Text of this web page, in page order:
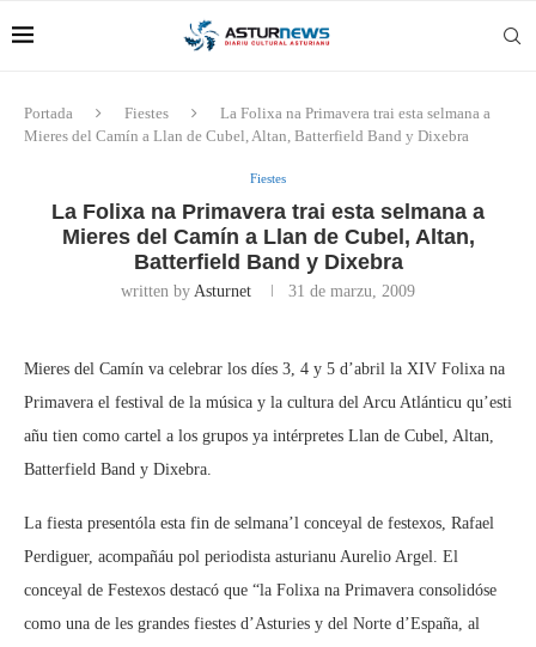
Portada Fiestes
La Folixa na Primavera trai esta selmana a
Mieres del Camín a Llan de Cubel, Altan, Batterfield Band y Dixebra
Fiestes
La Folixa na Primavera trai esta selmana a
Mieres del Camín a Llan de Cubel, Altan,
Batterfield Band y Dixebra
written by Asturnet 31 de marzu, 2009
Mieres del Camín va celebrar los díes 3, 4 y 5 d’abril la XIV Folixa na
Primavera el festival de la música y la cultura del Arcu Atlánticu qu’esti
añu tien como cartel a los grupos ya intérpretes Llan de Cubel, Altan,
Batterfield Band y Dixebra.
La fiesta presentóla esta fin de selmana’l conceyal de festexos, Rafael
Perdiguer, acompañáu pol periodista asturianu Aurelio Argel. El
conceyal de Festexos destacó que “la Folixa na Primavera consolidóse
como una de les grandes fiestes d’Asturies y del Norte d’España, al